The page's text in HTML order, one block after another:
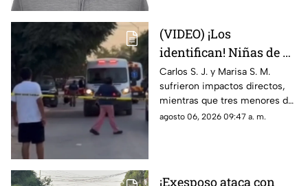
(VIDEO) ¡Los
identifican! Niñas de 9
y 11 años y un
adolescente entre los
heridos de gravedad en
el ataque de esta
Carlos S. J. y Marisa S. M.
sufrieron impactos directos,
mientras que tres menores de
14, 11 y 9 años resultaron
agosto 06, 2026 09:47 a. m.
¡Exesposo ataca con